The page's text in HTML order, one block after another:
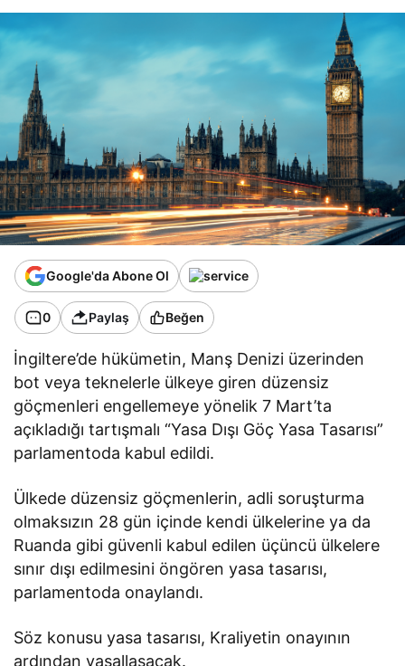
Google'da Abone Ol
0 Paylaş Beğen
İngiltere’de hükümetin, Manş Denizi üzerinden
bot veya teknelerle ülkeye giren düzensiz
göçmenleri engellemeye yönelik 7 Mart’ta
açıkladığı tartışmalı “Yasa Dışı Göç Yasa Tasarısı”
parlamentoda kabul edildi.
Ülkede düzensiz göçmenlerin, adli soruşturma
olmaksızın 28 gün içinde kendi ülkelerine ya da
Ruanda gibi güvenli kabul edilen üçüncü ülkelere
sınır dışı edilmesini öngören yasa tasarısı,
parlamentoda onaylandı.
​​​​​​​Söz konusu yasa tasarısı, Kraliyetin onayının
ardından yasallaşacak.